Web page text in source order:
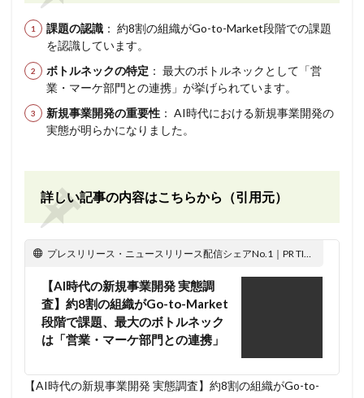
課題の認識 ： 約8割の組織がGo-to-Market段階での課題
を認識しています。
ボトルネックの特定 ： 最大のボトルネックとして「営
業・マーケ部門との連携」が挙げられています。
新規事業開発の重要性 ： AI時代における新規事業開発の
実態が明らかになりました。
詳しい記事の内容はこちらから（引用元）
プレスリリース・ニュースリリース配信シェアNo.1｜PR TIMES
【AI時代の新規事業開発 実態調
査】約8割の組織がGo-to-Market
段階で課題、最大のボトルネック
は「営業・マーケ部門との連携」
【AI時代の新規事業開発 実態調査】約8割の組織がGo-to-